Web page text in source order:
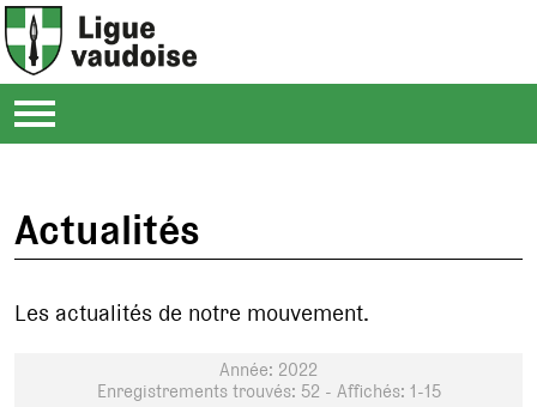
Actualités
Les actualités de notre mouvement.
Année: 2022
Enregistrements trouvés: 52 - Affichés: 1-15